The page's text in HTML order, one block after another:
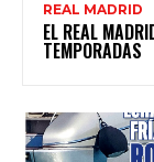
REAL MADRID
EL REAL
TEMPORADAS